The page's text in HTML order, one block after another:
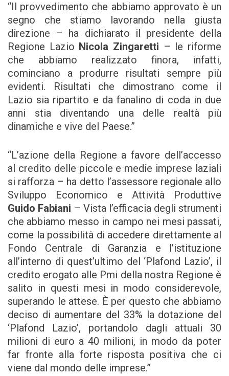
“Il provvedimento che abbiamo approvato è un
segno che stiamo lavorando nella giusta
direzione – ha dichiarato il presidente della
Regione Lazio Nicola Zingaretti – le riforme
che abbiamo realizzato finora, infatti,
cominciano a produrre risultati sempre più
evidenti. Risultati che dimostrano come il
Lazio sia ripartito e da fanalino di coda in due
anni stia diventando una delle realtà più
dinamiche e vive del Paese.”
“L’azione della Regione a favore dell’accesso
al credito delle piccole e medie imprese laziali
si rafforza – ha detto l’assessore regionale allo
Sviluppo Economico e Attività Produttive
Guido Fabiani – Vista l’efficacia degli strumenti
che abbiamo messo in campo nei mesi passati,
come la possibilità di accedere direttamente al
Fondo Centrale di Garanzia e l’istituzione
all’interno di quest’ultimo del ‘Plafond Lazio’, il
credito erogato alle Pmi della nostra Regione è
salito in questi mesi in modo considerevole,
superando le attese. È per questo che abbiamo
deciso di aumentare del 33% la dotazione del
‘Plafond Lazio’, portandolo dagli attuali 30
milioni di euro a 40 milioni, in modo da poter
far fronte alla forte risposta positiva che ci
viene dal mondo delle imprese.”